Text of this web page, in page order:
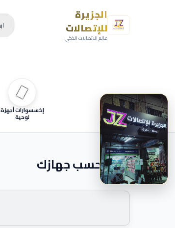
الجزيرة
للإتصالات
عالم الاتصالات الذكي
إكسسوارات أجهزة
لوحية
ابحث حسب جهازك